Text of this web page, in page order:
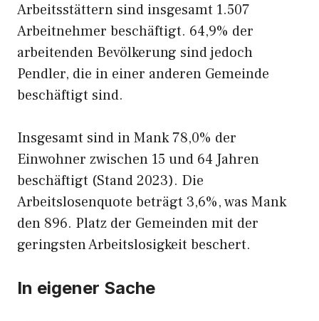
Arbeitsstättern sind insgesamt 1.507
Arbeitnehmer beschäftigt. 64,9% der
arbeitenden Bevölkerung sind jedoch
Pendler, die in einer anderen Gemeinde
beschäftigt sind.
Insgesamt sind in Mank 78,0% der
Einwohner zwischen 15 und 64 Jahren
beschäftigt (Stand 2023). Die
Arbeitslosenquote beträgt 3,6%, was Mank
den 896. Platz der Gemeinden mit der
geringsten Arbeitslosigkeit beschert.
In eigener Sache